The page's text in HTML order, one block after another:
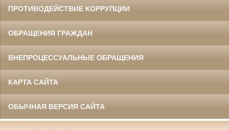
ПРОТИВОДЕЙСТВИЕ КОРРУПЦИИ
ОБРАЩЕНИЯ ГРАЖДАН
ВНЕПРОЦЕССУАЛЬНЫЕ ОБРАЩЕНИЯ
КАРТА САЙТА
ОБЫЧНАЯ ВЕРСИЯ САЙТА